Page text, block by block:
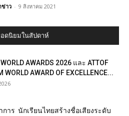
ข่าว - 9 สิงหาคม 2021
ดนิยมในสัปดาห์
AWARDS 2026 และ ATTOF
WORLD AWARD OF EXCELLENCE...
การ นักเรียนไทยสร้างชื่อเสียงระดับ